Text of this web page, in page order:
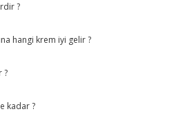
?
hangi krem iyi gelir ?
?
kadar ?